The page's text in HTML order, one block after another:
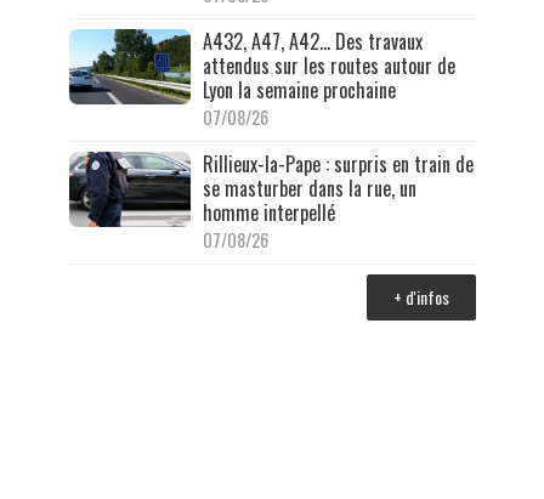
A432, A47, A42… Des travaux
attendus sur les routes autour de
Lyon la semaine prochaine
07/08/26
Rillieux-la-Pape : surpris en train de
se masturber dans la rue, un
homme interpellé
07/08/26
+ d'infos